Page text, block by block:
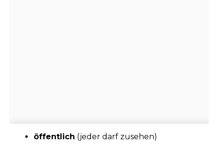
öffentlich (jeder darf zusehen)